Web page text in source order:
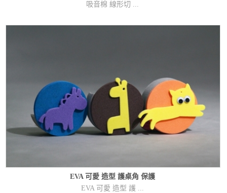
吸音棉 線形切 ...
EVA 可愛 造型 護桌角 保護
EVA 可愛 造型 護 ...